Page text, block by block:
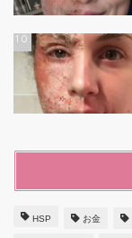
10
HSP お金